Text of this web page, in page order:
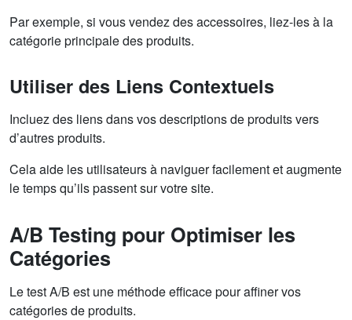
Par exemple, si vous vendez des accessoires, liez-les à la
catégorie principale des produits.
Utiliser des Liens Contextuels
Incluez des liens dans vos descriptions de produits vers
d’autres produits.
Cela aide les utilisateurs à naviguer facilement et augmente
le temps qu’ils passent sur votre site.
A/B Testing pour Optimiser les
Catégories
Le test A/B est une méthode efficace pour affiner vos
catégories de produits.